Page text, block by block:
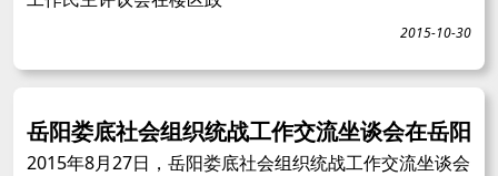
2015-10-30
岳阳娄底社会组织统战工作交流坐谈会在岳阳
2015年8月27日，岳阳娄底社会组织统战工作交流坐谈会